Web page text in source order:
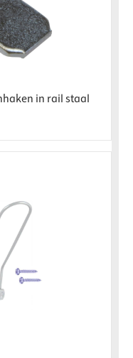
in rail staal